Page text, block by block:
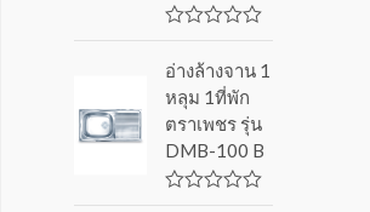
o
a
t
e
0
o
u
t
อ่างล้างจาน 1
หลุม 1ที่พัก
ตราเพชร รุ่น
DMB-100 B